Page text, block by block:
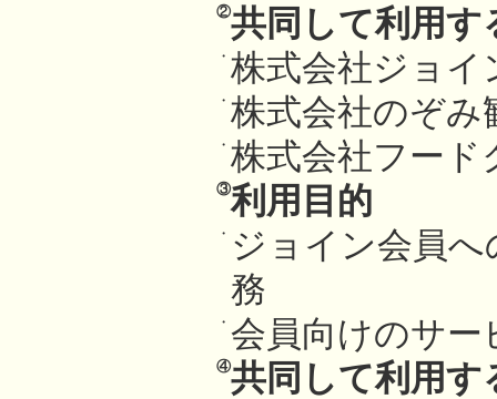
②共同して利用す
・ 株式会社ジョイ
・ 株式会社のぞみ
・ 株式会社フー
③利用目的
・ ジョイン会員
務
・ 会員向けのサー
④共同して利用す